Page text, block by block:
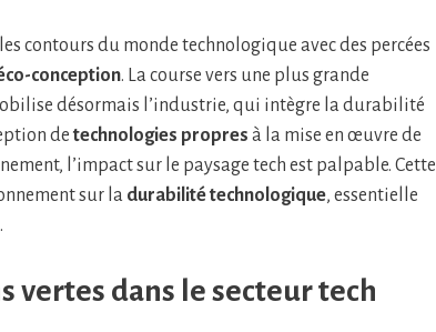
contours du monde technologique avec des percées
conception. La course vers une plus grande
désormais l’industrie, qui intègre la durabilité
de technologies propres à la mise en œuvre de
l’impact sur le paysage tech est palpable. Cette
sur la durabilité technologique, essentielle
vertes dans le secteur tech